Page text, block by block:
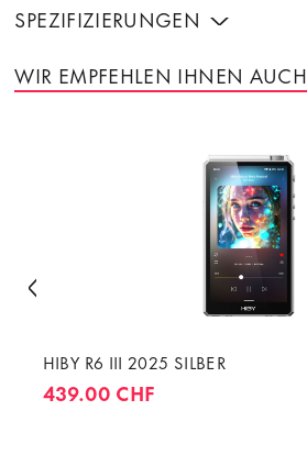
SPEZIFIZIERUNGEN
WIR EMPFEHLEN IHNEN AUCH
HIBY R6 III 2025 SILBER
439.00 CHF